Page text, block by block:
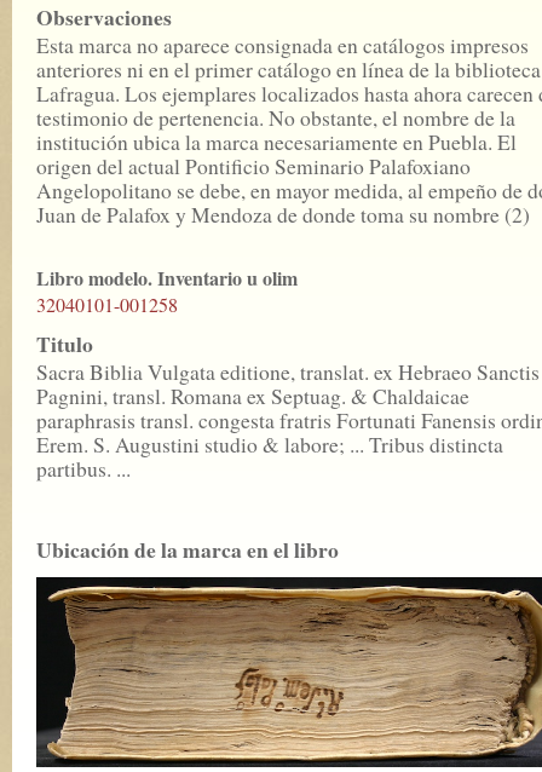
Observaciones
Esta marca no aparece consignada en catálogos impresos
anteriores ni en el primer catálogo en línea de la biblioteca
Lafragua. Los ejemplares localizados hasta ahora carecen
testimonio de pertenencia. No obstante, el nombre de la
institución ubica la marca necesariamente en Puebla. El
origen del actual Pontificio Seminario Palafoxiano
Angelopolitano se debe, en mayor medida, al empeño de
Juan de Palafox y Mendoza de donde toma su nombre (2)
Libro modelo. Inventario u olim
32040101-001258
Titulo
Sacra Biblia Vulgata editione, translat. ex Hebraeo Sanctis
Pagnini, transl. Romana ex Septuag. & Chaldaicae
paraphrasis transl. congesta fratris Fortunati Fanensis
Erem. S. Augustini studio & labore; ... Tribus distincta
partibus. ...
Ubicación de la marca en el libro